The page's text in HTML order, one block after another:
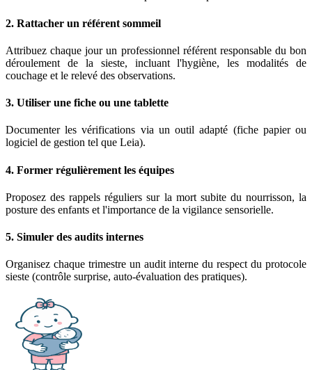
2. Rattacher un référent sommeil
Attribuez chaque jour un professionnel référent responsable du bon
déroulement de la sieste, incluant l'hygiène, les modalités de
couchage et le relevé des observations.
3. Utiliser une fiche ou une tablette
Documenter les vérifications via un outil adapté (fiche papier ou
logiciel de gestion tel que Leia).
4. Former régulièrement les équipes
Proposez des rappels réguliers sur la mort subite du nourrisson, la
posture des enfants et l'importance de la vigilance sensorielle.
5. Simuler des audits internes
Organisez chaque trimestre un audit interne du respect du protocole
sieste (contrôle surprise, auto-évaluation des pratiques).